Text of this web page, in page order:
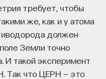
требует, чтобы
же, как и у атома
должен
Земли точно
И такой эксперимент
Так что ЦЕРН — это